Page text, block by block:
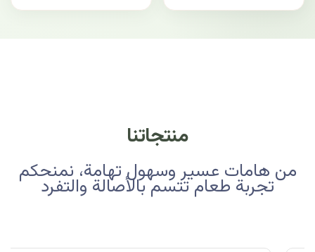
منتجاتنا
من هامات عسير وسهول تهامة، نمنحكم
تجربة طعام تتسم بالأصالة والتفرد